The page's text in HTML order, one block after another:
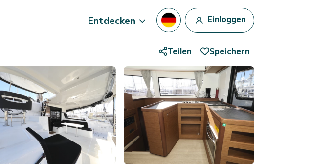
Entdecken Einloggen
Teilen Speichern